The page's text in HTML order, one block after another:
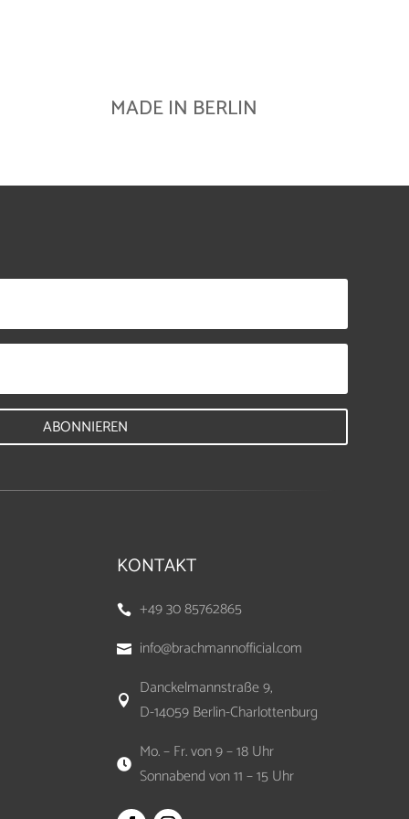
MADE IN BERLIN
ABONNIEREN
KONTAKT
 +49 30 85762865
 info@brachmannofficial.com

Danckelmannstraße 9,
D-14059 Berlin-Charlottenburg

Mo. – Fr. von 9 – 18 Uhr
Sonnabend von 11 – 15 Uhr